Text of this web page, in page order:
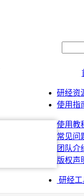
研经资
使用指
使用教
常见问
团队介
版权声
研经工